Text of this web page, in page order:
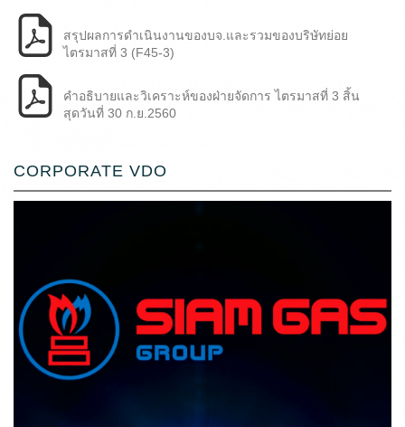
สรุปผลการดำเนินงานของบจ.และรวมของบริษัทย่อย
ไตรมาสที่ 3 (F45-3)
คำอธิบายและวิเคราะห์ของฝ่ายจัดการ ไตรมาสที่ 3 สิ้น
สุดวันที่ 30 ก.ย.2560
CORPORATE VDO